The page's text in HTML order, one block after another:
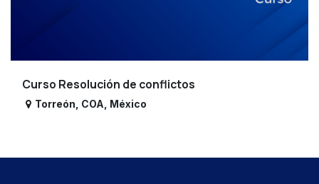
Curso Resolución de conflictos
Torreón COA México